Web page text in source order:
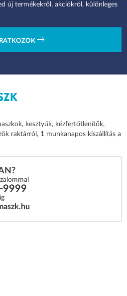
új termékekről, akciókról, különleges
kesztyűk, kézfertőtlenítők,
raktárról, 1 munkanapos kiszállítás a
9999